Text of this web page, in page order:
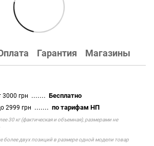
Гарантия Магазины
3000 грн .......Бесплатно
2999 грн .......по тарифам НП
30 кг (фактическая и объемная), размерами не
более двух позиций в размере одной модели товар